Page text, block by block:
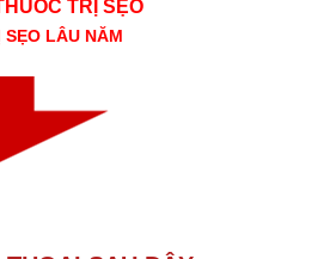
TRỊ SẸO
SẸO LÂU NĂM